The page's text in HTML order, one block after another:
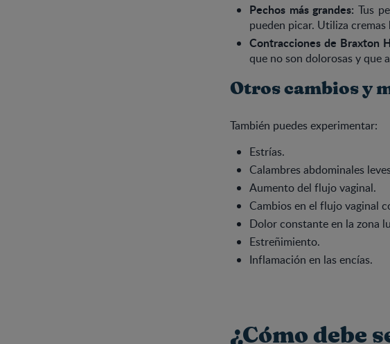
Pechos más grandes: Tus
pueden picar. Utiliza
Contracciones de Braxton
que no son dolorosas y que
Otros cambios y
También puedes experimentar:
Estrías.
Calambres abdominales
Aumento del flujo vaginal.
Cambios en el flujo vaginal
Dolor constante en la zona
Estreñimiento.
Inflamación en las encías.
¿Cómo debe